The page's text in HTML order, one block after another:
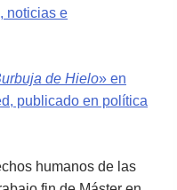
noticias e
de Hielo» en
publicado en política
humanos de las